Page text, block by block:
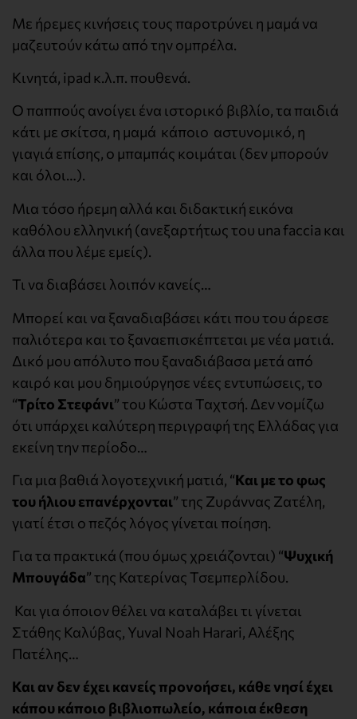
Με ήρεμες κινήσεις τους παροτρύνει η μαμά να
μαζευτούν κάτω από την ομπρέλα.
Κινητά, ipad κ.λ.π. πουθενά.
Ο παππούς ανοίγει ένα ιστορικό βιβλίο, τα παιδιά
κάτι με σκίτσα, η μαμά κάποιο αστυνομικό, η
γιαγιά επίσης, ο μπαμπάς κοιμάται (δεν μπορούν
και όλοι…).
Μια τόσο ήρεμη αλλά και διδακτική εικόνα
καθόλου ελληνική (ανεξαρτήτως του una faccia και
άλλα που λέμε εμείς).
Τι να διαβάσει λοιπόν κανείς…
Μπορεί και να ξαναδιαβάσει κάτι που του άρεσε
παλιότερα και το ξαναεπισκέπτεται με νέα ματιά.
Δικό μου απόλυτο που ξαναδιάβασα μετά από
καιρό και μου δημιούργησε νέες εντυπώσεις, το
“Τρίτο Στεφάνι” του Κώστα Ταχτσή. Δεν νομίζω
ότι υπάρχει καλύτερη περιγραφή της Ελλάδας για
εκείνη την περίοδο…
Για μια βαθιά λογοτεχνική ματιά, “Και με το φως
του ήλιου επανέρχονται” της Ζυράννας Ζατέλη,
γιατί έτσι ο πεζός λόγος γίνεται ποίηση.
Για τα πρακτικά (που όμως χρειάζονται) “Ψυχική
Μπουγάδα” της Κατερίνας Τσεμπερλίδου.
Και για όποιον θέλει να καταλάβει τι γίνεται
Στάθης Καλύβας, Yuval Noah Harari, Αλέξης
Πατέλης…
Και αν δεν έχει κανείς προνοήσει, κάθε νησί έχει
κάπου κάποιο βιβλιοπωλείο, κάποια έκθεση